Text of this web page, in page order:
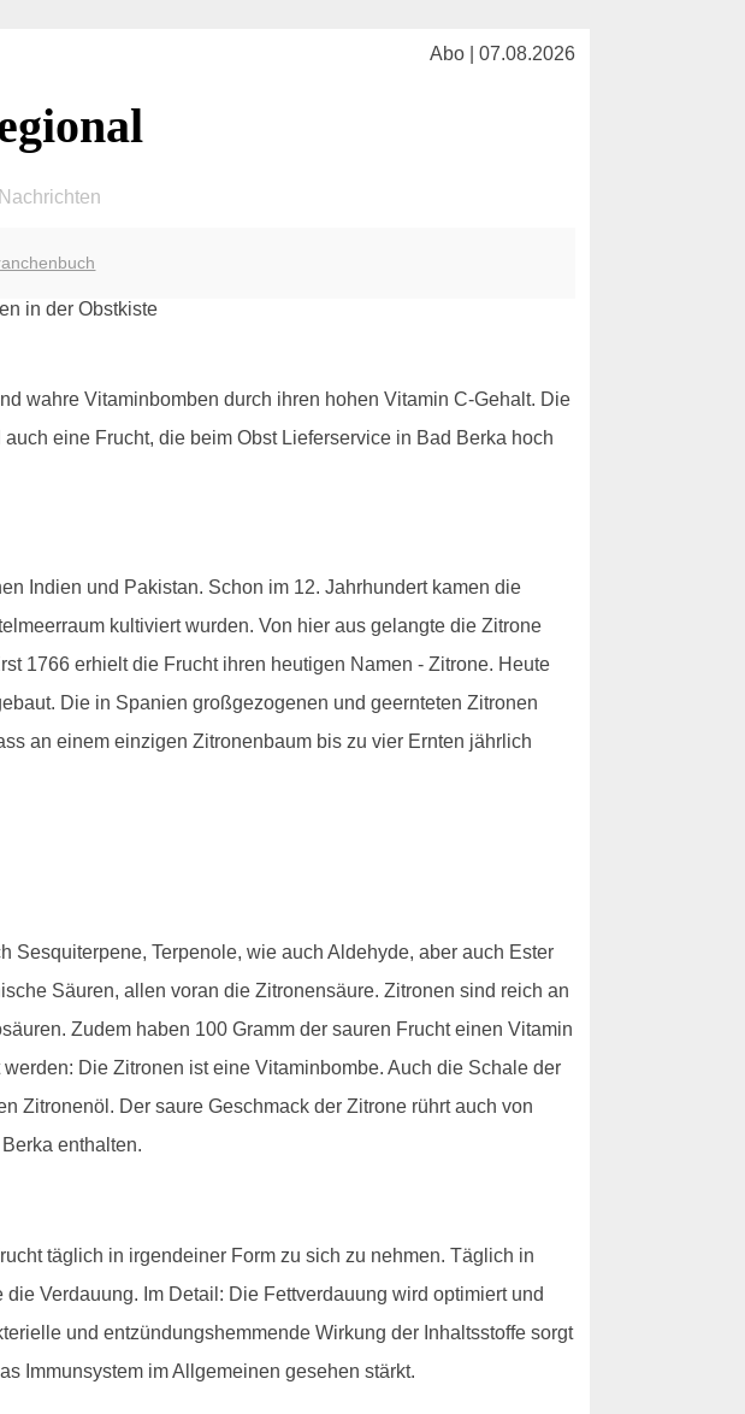
Abo | 07.08.2026
wahre Vitaminbomben durch ihren hohen Vitamin C-Gehalt. Die
eine Frucht, die beim Obst Lieferservice in Bad Berka hoch
Indien und Pakistan. Schon im 12. Jahrhundert kamen die
kultiviert wurden. Von hier aus gelangte die Zitrone
1766 erhielt die Frucht ihren heutigen Namen - Zitrone. Heute
Die in Spanien großgezogenen und geernteten Zitronen
an einem einzigen Zitronenbaum bis zu vier Ernten jährlich
Sesquiterpene, Terpenole, wie auch Aldehyde, aber auch Ester
Säuren, allen voran die Zitronensäure. Zitronen sind reich an
Zudem haben 100 Gramm der sauren Frucht einen Vitamin
Die Zitronen ist eine Vitaminbombe. Auch die Schale der
Zitronenöl. Der saure Geschmack der Zitrone rührt auch von
enthalten.
täglich in irgendeiner Form zu sich zu nehmen. Täglich in
Verdauung. Im Detail: Die Fettverdauung wird optimiert und
und entzündungshemmende Wirkung der Inhaltsstoffe sorgt
Immunsystem im Allgemeinen gesehen stärkt.